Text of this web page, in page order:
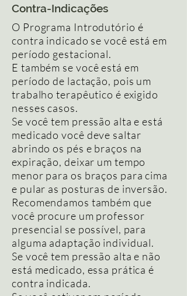
Contra-Indicações
O Programa Introdutório é
contra indicado se você está em
período gestacional.
E também se você está em
período de lactação, pois um
trabalho terapêutico é exigido
nesses casos.
Se você tem pressão alta e está
medicado você deve saltar
abrindo os pés e braços na
expiração, deixar um tempo
menor para os braços para cima
e pular as posturas de inversão.
Recomendamos também que
você procure um professor
presencial se possível, para
alguma adaptação individual.
Se você tem pressão alta e não
está medicado, essa prática é
contra indicada.